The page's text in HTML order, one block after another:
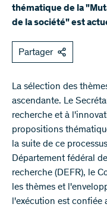
thématique de la
de la société" est
Partager
La sélection des
ascendante. Le
recherche et à
propositions
la suite de ce
Département fédéral
recherche (DEFR), le
les thèmes et
l'exécution est confiée